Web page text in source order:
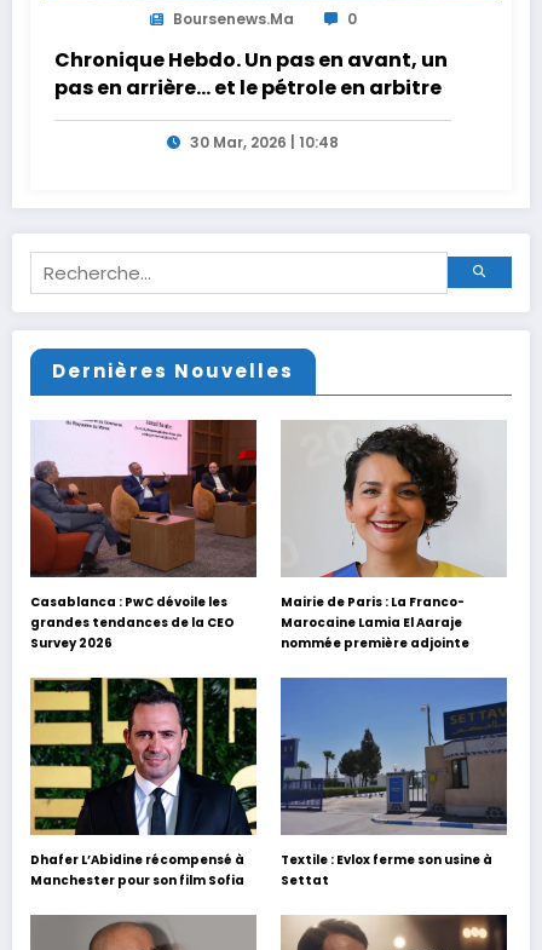
Boursenews.ma 0
Chronique Hebdo. Un pas en avant, un
pas en arrière… et le pétrole en arbitre
30 Mar, 2026 | 10:48
Dernières Nouvelles
Casablanca : PwC dévoile les
grandes tendances de la CEO
Survey 2026
Mairie de Paris : La Franco-
Marocaine Lamia El Aaraje
nommée première adjointe
Dhafer L’Abidine récompensé à
Manchester pour son film Sofia
Textile : Evlox ferme son usine à
Settat